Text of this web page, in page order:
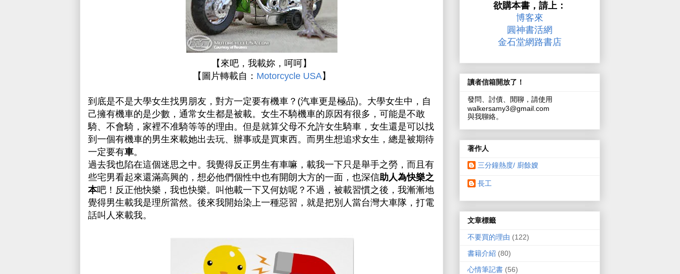
【來吧，我載妳，呵呵】
【圖片轉載自： Motorcycle USA】
到底是不是大學女生找男朋友，對方一定要有機車？(汽車更是極品)。大學女生中，自
己擁有機車的是少數，通常女生都是被載。女生不騎機車的原因有很多，可能是不敢
騎、不會騎，家裡不准騎等等的理由。但是就算父母不允許女生騎車，女生還是可以找
到一個有機車的男生來載她出去玩、辦事或是買東西。而男生想追求女生，總是被期待
一定要有車。
過去我也陷在這個迷思之中。我覺得反正男生有車嘛，載我一下只是舉手之勞，而且有
些宅男看起來還滿高興的，想必他們個性中也有開朗大方的一面，也深信助人為快樂之
本吧！反正他快樂，我也快樂。叫他載一下又何妨呢？不過，被載習慣之後，我漸漸地
覺得男生載我是理所當然。後來我開始染上一種惡習，就是把別人當台灣大車隊，打電
話叫人來載我。
欲購本書，請上：
博客來
圓神書活網
金石堂網路書店
讀者信箱開放了！
發問、討債、閒聊，請使用
walkersamy3@gmail.com
與我聊絡。
著作人
三分鐘熱度/ 廚餘嫂
長工
文章標籤
不要買的理由 (122)
書籍介紹 (80)
心情筆記書 (56)